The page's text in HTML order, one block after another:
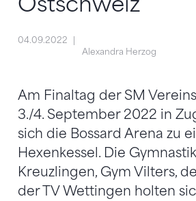
04.09.2022
Alexandra Herzog
Am Finaltag der SM
3./4. September 2022 in
sich die Bossard Arena zu
Hexenkessel. Die
Kreuzlingen, Gym Vilters,
der TV Wettingen holten